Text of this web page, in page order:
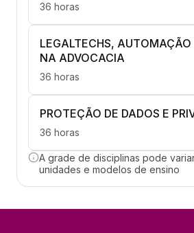
36 horas
LEGALTECHS, AUTOMAÇÃO
NA ADVOCACIA
36 horas
PROTEÇÃO DE DADOS E
36 horas
CONTRATOS, CONSUMIDOR E
RESPONSABILIDADE CIVIL
A grade de disciplinas pode
unidades e modelos de ensino